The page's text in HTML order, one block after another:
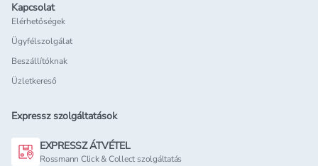
Kapcsolat
Elérhetőségek
Ügyfélszolgálat
Beszállítóknak
Üzletkereső
Expressz szolgáltatások
EXPRESSZ ÁTVÉTEL
Rossmann Click & Collect szolgáltatás